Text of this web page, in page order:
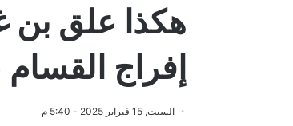
هكذا علق بن
إفراج
السبت, 15 فبراير 2025 - 5:40 م